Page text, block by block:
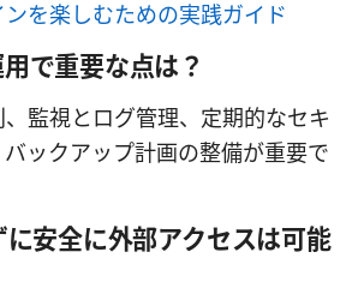
を楽しむための実践ガイド
で重要な点は？
監視とログ管理、定期的なセキ
ックアップ計画の整備が重要で
安全に外部アクセスは可能